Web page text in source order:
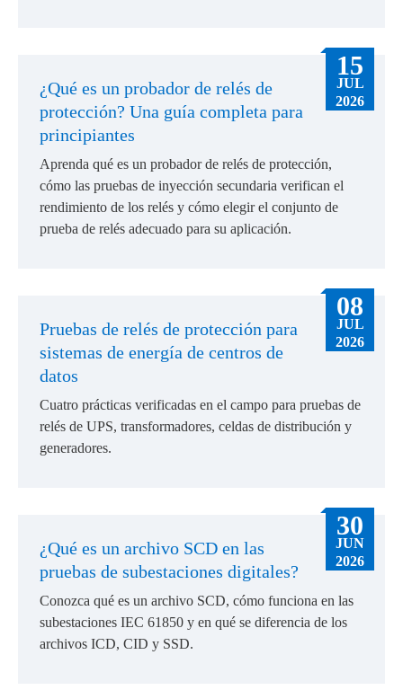
¿Qué es un probador de relés de
protección? Una guía completa para
principiantes
Aprenda qué es un probador de relés de protección,
cómo las pruebas de inyección secundaria verifican el
rendimiento de los relés y cómo elegir el conjunto de
prueba de relés adecuado para su aplicación.
15
JUL
2026
Pruebas de relés de protección para
sistemas de energía de centros de
datos
Cuatro prácticas verificadas en el campo para pruebas de
relés de UPS, transformadores, celdas de distribución y
generadores.
08
JUL
2026
¿Qué es un archivo SCD en las
pruebas de subestaciones digitales?
Conozca qué es un archivo SCD, cómo funciona en las
subestaciones IEC 61850 y en qué se diferencia de los
archivos ICD, CID y SSD.
30
JUN
2026